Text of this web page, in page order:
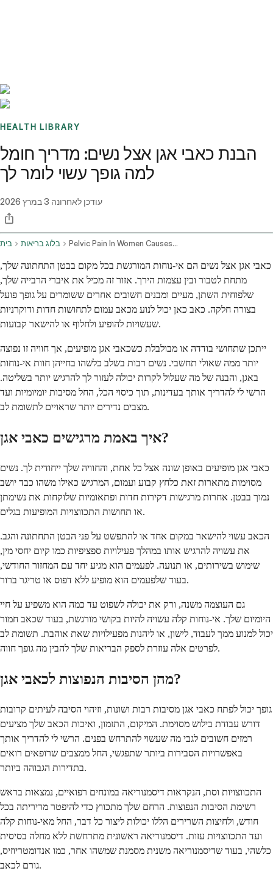
HEALTH LIBRARY
הבנת כאבי אגן אצל נשים: מדריך חומל
למה גופך עשוי לומר לך
עודכן לאחרונה 3 במרץ 2026
בית בלוג בריאות Pelvic Pain In Women Causes Diagnosis And Treatment
כאבי אגן אצל נשים הם אי-נוחות המורגשת בכל מקום בבטן התחתונה שלך,
מתחת לטבור ובין עצמות הירך. אזור זה מכיל את איברי הרבייה שלך,
שלפוחית השתן, מעיים ומבנים חשובים אחרים ששומרים על גופך פועל
בצורה חלקה. כאב כאן יכול לנוע מכאב עמום לתחושות חדות ודוקרניות
שעשויות להופיע ולחלוף או להישאר קבועות.
ייתכן שתחושי בודדה או מבולבלת כשכאבי אגן מופיעים, אך חוויה זו נפוצה
יותר ממה שאולי תחשבי. נשים רבות בשלב כלשהו בחייהן חוות אי-נוחות
באגן, והבנה של מה שעלול לקרות יכולה לעזור לך להרגיש יותר בשליטה.
הרשי לי להדריך אותך בעדינות, תוך כיסוי הכל, החל מסיבות יומיומיות ועד
מצבים נדירים יותר שראויים לתשומת לב.
איך באמת מרגישים כאבי אגן?
כאבי אגן מופיעים באופן שונה אצל כל אחת, והחוויה שלך ייחודית לך. נשים
מסוימות מתארות זאת כלחץ קבוע ועמום, המרגיש כאילו משהו כבד יושב
נמוך בבטן. אחרות מרגישות דקירות חדות ופתאומיות שלוקחות את נשימתן
או תחושות התכווצויות המופיעות בגלים.
הכאב עשוי להישאר במקום אחד או להתפשט על פני הבטן התחתונה והגב.
את עשויה להרגיש אותו במהלך פעילויות ספציפיות כמו קיום יחסי מין,
שימוש בשירותים, או תנועה. לפעמים הוא מגיע יחד עם המחזור החודשי,
בעוד שלפעמים הוא מופיע ללא דפוס או טריגר ברור.
גם העוצמה משנה, ורק את יכולה לשפוט עד כמה הוא משפיע על חיי
היומיום שלך. אי-נוחות קלה עשויה להיות בקושי מורגשת, בעוד שכאב חמור
יכול למנוע ממך לעבוד, לישון, או ליהנות מפעילויות שאת אוהבת. תשומת לב
לפרטים אלה עוזרת לספק הבריאות שלך להבין מה גופך חווה.
מהן הסיבות הנפוצות לכאבי אגן?
גופך יכול לפתח כאבי אגן מסיבות רבות ושונות, וזיהוי הסיבה לעיתים קרובות
דורש עבודת בילוש מסוימת. המיקום, התזמון, ואיכות הכאב שלך מציעים
רמזים חשובים לגבי מה שעשוי להתרחש בפנים. הרשי לי להדריך אותך
באפשרויות הסבירות ביותר שתפגשי, החל ממצבים שרופאים רואים
בתדירות הגבוהה ביותר.
התכווצויות וסת, הנקראות דיסמנוריאה במונחים רפואיים, נמצאות בראש
רשימת הסיבות הנפוצות. הרחם שלך מתכווץ כדי להיפטר מריריתה בכל
חודש, ולחיצות השרירים הללו יכולות ליצור כל דבר, החל מאי-נוחות קלה
ועד התכווצויות עזות. דיסמנוריאה ראשונית מתרחשת ללא מחלה בסיסית
כלשהי, בעוד שדיסמנוריאה משנית מסמנת שמשהו אחר, כמו אנדומטריוזיס,
גורם לכאב.